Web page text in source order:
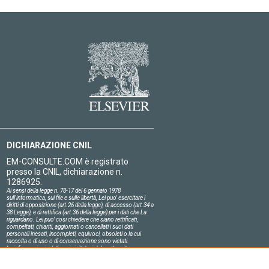
DICHIARAZIONE CNIL
EM-CONSULTE.COM è registrato
presso la CNIL, dichiarazione n.
1286925.
Ai sensi della legge n. 78-17 del 6 gennaio 1978
sull'informatica, sui file e sulle libertà, Lei puo' esercitare i
diritti di opposizione (art.26 della legge), di accesso (art.34 a
38 Legge), e di rettifica (art.36 della legge) per i dati che La
riguardano. Lei puo' cosi chiedere che siano rettificati,
compeltati, chiariti, aggiornati o cancellati i suoi dati
personali inesati, incompleti, equivoci, obsoleti o la cui
raccolta o di uso o di conservazione sono vietati.
Le informazioni relative ai visitatori del nostro sito,